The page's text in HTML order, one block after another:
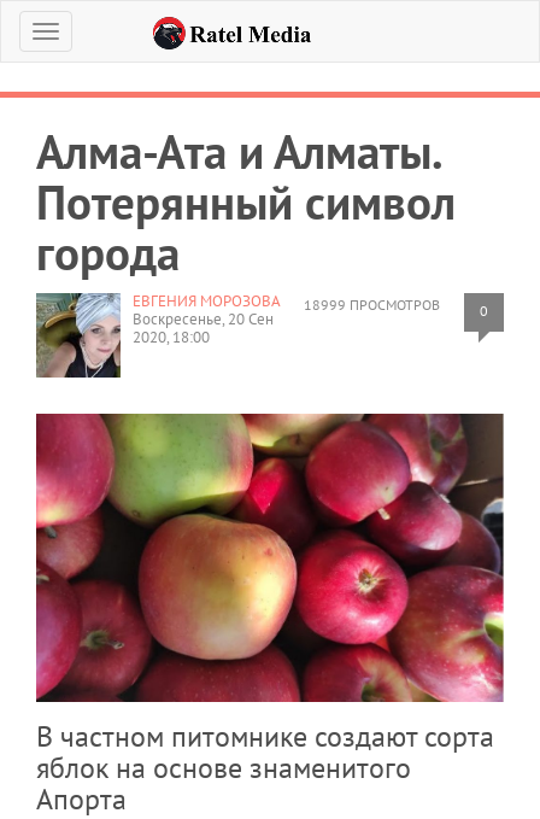
Меню
Алма-Ата и Алматы.
Потерянный символ
города
18999 ПРОСМОТРОВ 0
ЕВГЕНИЯ МОРОЗОВА
Воскресенье, 20 Сен
2020, 18:00
В частном питомнике создают сорта
яблок на основе знаменитого
Апорта